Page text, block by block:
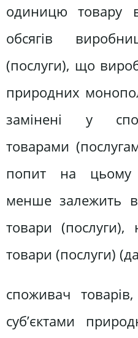
одиницю товару
обсягів
(послуги), що
природних
замінені у
товарами
попит на цьому
менше залежить
товари
товари (послуги)
споживач
суб’єктами